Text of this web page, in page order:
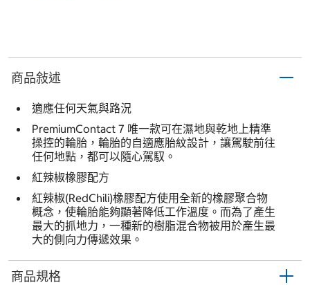
商品敍述
適應任何天氣與路況
PremiumContact 7 唯一款可在濕地與乾地上精準
操控的輪胎，輪胎的自適應胎紋設計，讓駕駛前往
任何地點，都可以隨心駕馭。
紅辣椒橡膠配方
紅辣椒(RedChili)橡膠配方使用全新的橡膠聚合物
概念，使輪胎能夠顯著降低工作溫度。而為了產生
最大的抓地力，一種新的樹脂混合物被用於產生最
大的側向力傳遞效果。
商品規格